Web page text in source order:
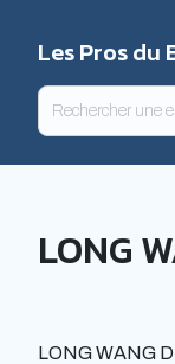
Les Pros du
LONG
LONG WANG